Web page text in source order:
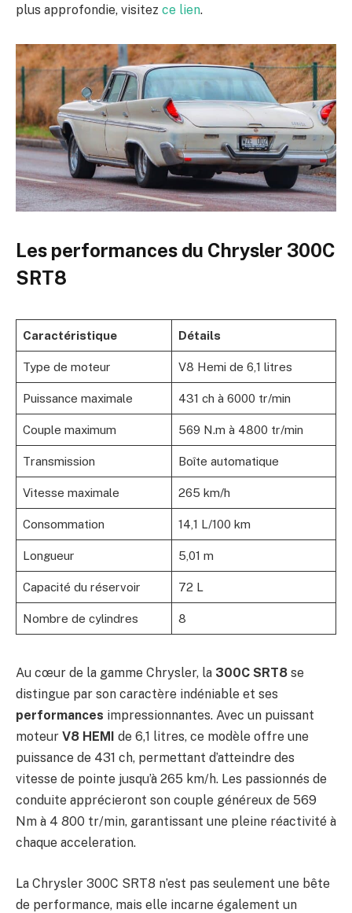
plus approfondie, visitez ce lien.
Les performances du Chrysler 300C
SRT8
Caractéristique Détails
Type de moteur V8 Hemi de 6,1 litres
Puissance maximale 431 ch à 6000 tr/min
Couple maximum 569 N.m à 4800 tr/min
Transmission Boîte automatique
Vitesse maximale 265 km/h
Consommation 14,1 L/100 km
Longueur 5,01 m
Capacité du réservoir 72 L
Nombre de cylindres 8
Au cœur de la gamme Chrysler, la 300C SRT8 se
distingue par son caractère indéniable et ses
performances impressionnantes. Avec un puissant
moteur V8 HEMI
de 6,1 litres, ce modèle offre une
puissance de 431 ch, permettant d’atteindre des
vitesse de pointe jusqu’à 265 km/h. Les passionnés de
conduite apprécieront son couple généreux de 569
Nm à 4 800 tr/min, garantissant une pleine réactivité à
chaque acceleration.
La Chrysler 300C SRT8 n’est pas seulement une bête
de performance, mais elle incarne également un